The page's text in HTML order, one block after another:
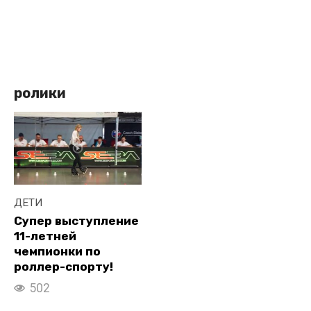
ролики
ДЕТИ
Супер выступление
11-летней
чемпионки по
роллер-спорту!
502